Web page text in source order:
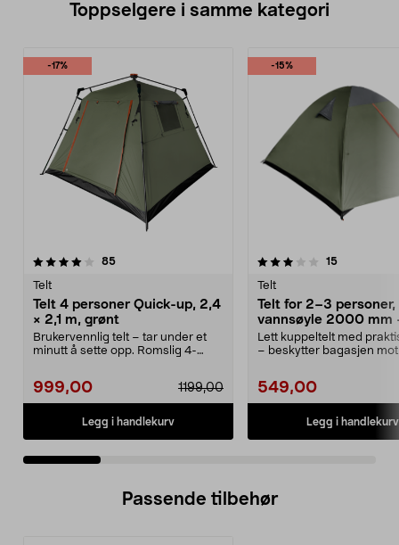
Toppselgere i samme kategori
-17%
85anmeldelser
Telt
Telt 4 personer Quick-up, 2,4
× 2,1 m, grønt
Brukervennlig telt – tar under et
minutt å sette opp. Romslig 4-
999,00 1199,00
Legg i handlekurv
-15%
3.0 av 5 stjerner 15anmeldelser
Telt
Telt for 2–3 personer,
vannsøyle 2000 mm
camping, fottur
Lett kuppeltelt med
– beskytter bagasjen
549,00
Legg i handlekurv
4.0 av 5 stjerner
Passende tilbehør